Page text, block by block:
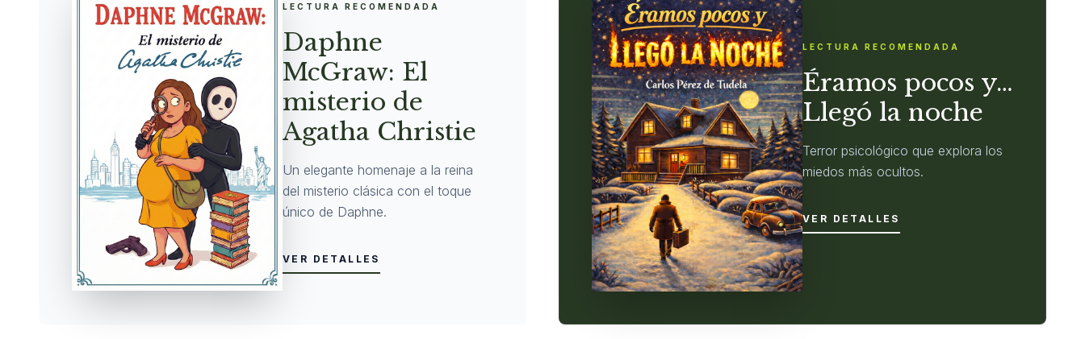
LECTURA RECOMENDADA
Daphne
McGraw: El
misterio de
Agatha Christie
Un elegante homenaje a la reina
del misterio clásica con el toque
único de Daphne.
VER DETALLES
LECTURA RECOMENDADA
Éramos pocos y…
Llegó la noche
Terror psicológico que explora los
miedos más ocultos.
VER DETALLES